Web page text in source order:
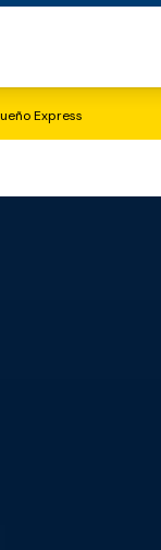
Express